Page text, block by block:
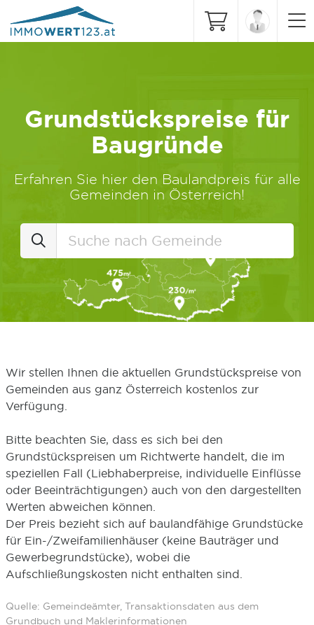
Grundstückspreise für
Baugründe
Erfahren Sie hier den Baulandpreis für alle
Gemeinden in Österreich!
Wir stellen Ihnen die aktuellen Grundstückspreise von
Gemeinden aus ganz Österreich kostenlos zur
Verfügung.
Bitte beachten Sie, dass es sich bei den
Grundstückspreisen um Richtwerte handelt, die im
speziellen Fall (Liebhaberpreise, individuelle Einflüsse
oder Beeinträchtigungen) auch von den dargestellten
Werten abweichen können.
Der Preis bezieht sich auf baulandfähige Grundstücke
für Ein-/Zweifamilienhäuser (keine Bauträger und
Gewerbegrundstücke), wobei die
Aufschließungskosten nicht enthalten sind.
Quelle: Gemeindeämter, Transaktionsdaten aus dem
Grundbuch und Maklerinformationen